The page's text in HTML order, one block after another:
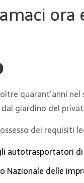
oltre quarant’anni
giardino del
dei requisiti
autotrasportatori
Nazionale delle